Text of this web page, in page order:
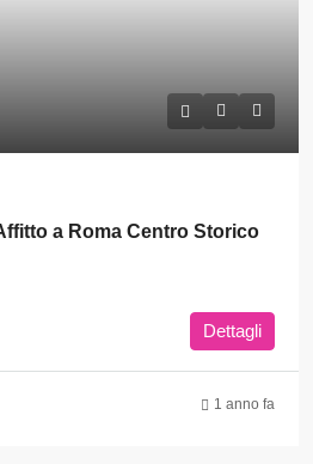
a Roma Centro Storico
Dettagli
1 anno fa